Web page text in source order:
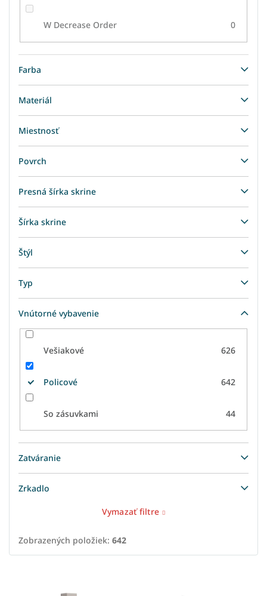
W Decrease Order 0
Farba
Materiál
Miestnosť
Povrch
Presná šírka skrine
Šírka skrine
Štýl
Typ
Vnútorné vybavenie
Vešiakové 626
Policové 642
So zásuvkami 44
Zatváranie
Zrkadlo
Vymazať filtre
Zobrazených položiek: 642